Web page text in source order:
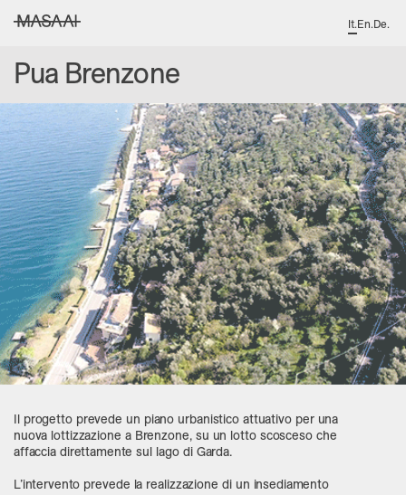
It.En.De.
Pua Brenzone
Il progetto prevede un piano urbanistico attuativo per una
nuova lottizzazione a Brenzone, su un lotto scosceso che
affaccia direttamente sul lago di Garda.
L’intervento prevede la realizzazione di un insediamento